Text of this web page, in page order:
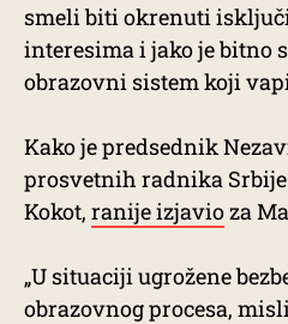
smeli biti okrenuti
interesima i jako je bitno
obrazovni sistem koji
Kako je predsednik
prosvetnih radnika Srbije
Kokot, ranije izjavioza
„U situaciji ugrožene
obrazovnog procesa,